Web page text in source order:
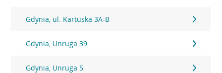
Gdynia, ul. Kartuska 3A-B
Gdynia, Unruga 39
Gdynia, Unruga 5